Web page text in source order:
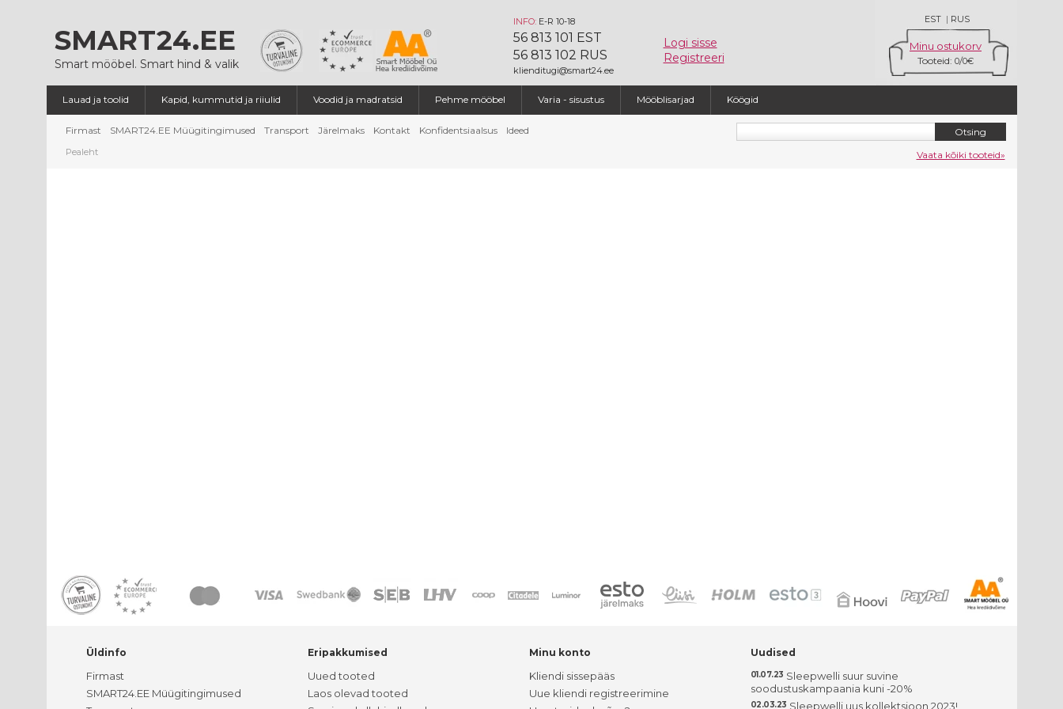
SMART24.EE
Smart mööbel. Smart hind & valik
RUS
|
EST
Minu ostukorv
Tooteid: 0/0€
INFO:E-R 10-18
56 813 101 EST
56 813 102 RUS
klienditugi@smart24.ee
Logi sisse
Registreeri
Lauad ja toolid Kapid, kummutid ja riiulid Voodid ja madratsid Pehme mööbel Varia - sisustus Mööblisarjad Köögid
Firmast SMART24.EE Müügitingimused Transport Järelmaks Kontakt Konfidentsiaalsus Ideed
Vaata kõiki tooteid»
Pealeht
Üldinfo
Firmast
SMART24.EE Müügitingimused
Eripakkumised
Uued tooted
Laos olevad tooted
Minu konto
Kliendi sissepääs
Uue kliendi registreerimine
Uudised
01.07.23 Sleepwelli suur suvine
soodustuskampaania kuni -20%
02.03.23 Sleepwelli uus kollektsioon 2023!